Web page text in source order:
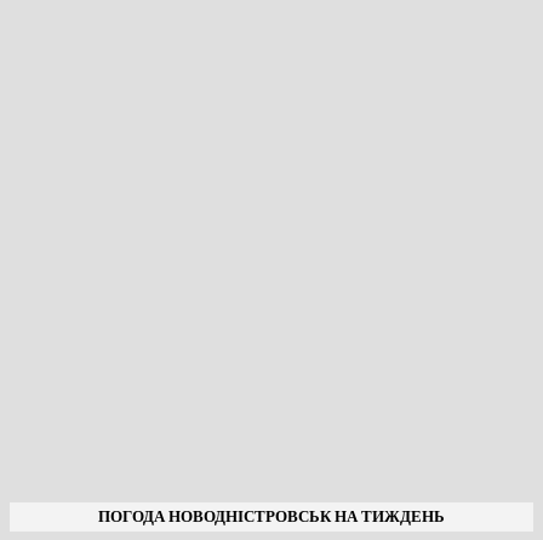
ПОГОДА НОВОДНІСТРОВСЬК НА ТИЖДЕНЬ